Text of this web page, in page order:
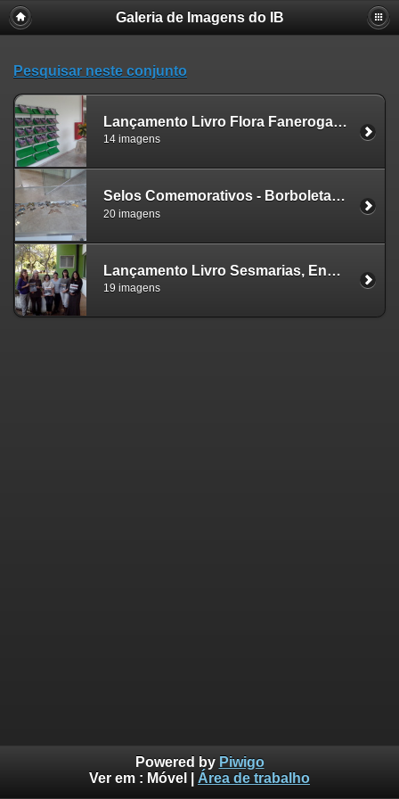
Galeria de Imagens do IB
Pesquisar neste conjunto
Lançamento Livro Flora Fanerogamica do Estado de SP
14 imagens
Selos Comemorativos - Borboletas Brasileiras
20 imagens
Lançamento Livro Sesmarias, Engenhos e Fazendas
19 imagens
Powered by Piwigo
Ver em : Móvel Área de trabalho